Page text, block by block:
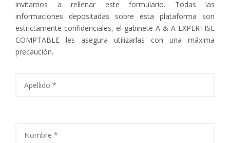
invitamos a rellenar este formulario. Todas las
informaciones depositadas sobre esta plataforma son
estrictamente confidenciales, el gabinete A & A EXPERTISE
COMPTABLE les asegura utilizarlas con una máxima
precaución.